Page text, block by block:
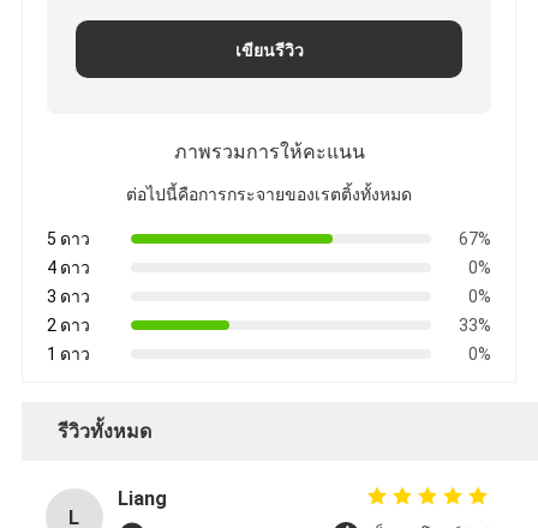
เขียนรีวิว
ภาพรวมการให้คะแนน
ต่อไปนี้คือการกระจายของเรตติ้งทั้งหมด
5 ดาว
67%
4 ดาว
0%
3 ดาว
0%
2 ดาว
33%
1 ดาว
0%
รีวิวทั้งหมด
L
Liang